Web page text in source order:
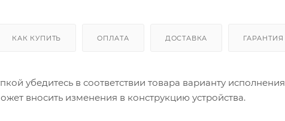
КАК КУПИТЬ ОПЛАТА ДОСТАВКА ГАРАНТИЯ
убедитесь в соответствии товара варианту исполнения
вносить изменения в конструкцию устройства.